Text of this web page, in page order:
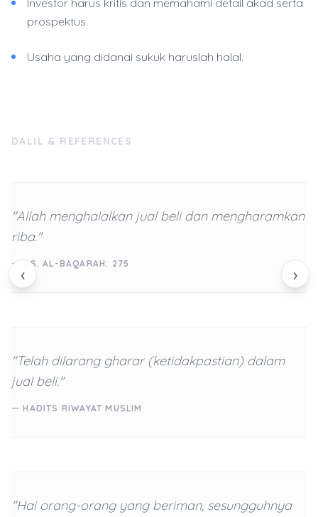
‹ ›
Investor harus kritis dan memahami detail akad serta
prospektus.
Usaha yang didanai sukuk haruslah halal.
DALIL & REFERENCES
"Allah menghalalkan jual beli dan mengharamkan
riba."
— QS. AL-BAQARAH: 275
"Telah dilarang gharar (ketidakpastian) dalam
jual beli."
— HADITS RIWAYAT MUSLIM
"Hai orang-orang yang beriman, sesungguhnya